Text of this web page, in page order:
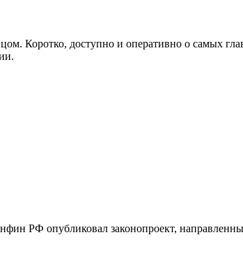
Коротко, доступно и оперативно о самых
РФ опубликовал законопроект,